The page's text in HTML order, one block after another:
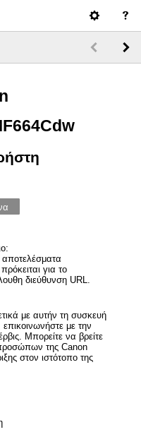
αποτελέσματα
για το
διεύθυνση URL.
με αυτήν τη συσκευή
επικοινωνήστε με την
Μπορείτε να βρείτε
της Canon
στον ιστότοπο της